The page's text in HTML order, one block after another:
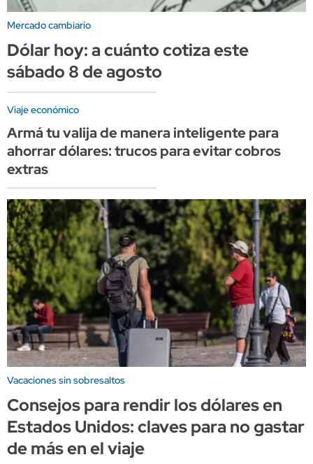
Mercado cambiario
Dólar hoy: a cuánto cotiza este
sábado 8 de agosto
Viaje económico
Armá tu valija de manera inteligente para
ahorrar dólares: trucos para evitar cobros
extras
Vacaciones sin sobresaltos
Consejos para rendir los dólares en
Estados Unidos: claves para no gastar
de más en el viaje